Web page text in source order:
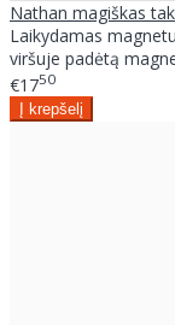
Nathan magiškas
Laikydamas
viršuje padėtą
€1750